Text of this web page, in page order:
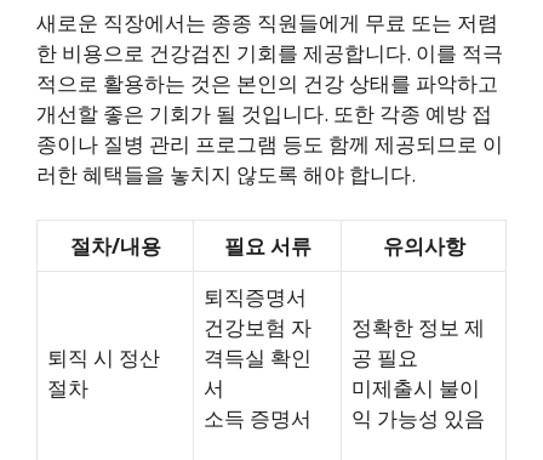
새로운 직장에서는 종종 직원들에게 무료 또는 저렴
한 비용으로 건강검진 기회를 제공합니다. 이를 적극
적으로 활용하는 것은 본인의 건강 상태를 파악하고
개선할 좋은 기회가 될 것입니다. 또한 각종 예방 접
종이나 질병 관리 프로그램 등도 함께 제공되므로 이
러한 혜택들을 놓치지 않도록 해야 합니다.
절차/내용 필요 서류 유의사항
퇴직 시 정산
절차
퇴직증명서
건강보험 자
격득실 확인
서
소득 증명서
정확한 정보 제
공 필요
미제출시 불이
익 가능성 있음